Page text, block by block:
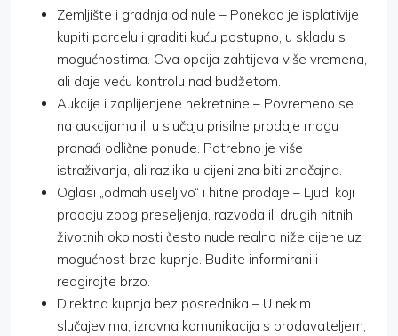
Zemljište i gradnja od nule – Ponekad je isplativije
kupiti parcelu i graditi kuću postupno, u skladu s
mogućnostima. Ova opcija zahtijeva više vremena,
ali daje veću kontrolu nad budžetom.
Aukcije i zaplijenjene nekretnine – Povremeno se
na aukcijama ili u slučaju prisilne prodaje mogu
pronaći odlične ponude. Potrebno je više
istraživanja, ali razlika u cijeni zna biti značajna.
Oglasi „odmah useljivo“ i hitne prodaje – Ljudi koji
prodaju zbog preseljenja, razvoda ili drugih hitnih
životnih okolnosti često nude realno niže cijene uz
mogućnost brze kupnje. Budite informirani i
reagirajte brzo.
Direktna kupnja bez posrednika – U nekim
slučajevima, izravna komunikacija s prodavateljem,